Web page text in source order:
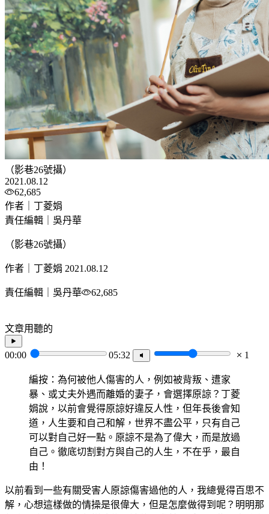
（影巷26號攝）
2021.08.12
62,685
作者｜丁菱娟
責任編輯｜吳丹華
（影巷26號攝）
作者｜丁菱娟 2021.08.12
責任編輯｜吳丹華 62,685
文章用聽的
00:00 05:32 1
編按：為何被他人傷害的人，例如被背叛、遭家
暴、或丈夫外遇而離婚的妻子，會選擇原諒？丁菱
娟說，以前會覺得原諒好違反人性，但年長後會知
道，人生要和自己和解，世界不盡公平，只有自己
可以對自己好一點。原諒不是為了偉大，而是放過
自己。徹底切割對方與自己的人生，不在乎，最自
由！
以前看到一些有關受害人原諒傷害過他的人，我總覺得百思不
解，心想這樣做的情操是很偉大，但是怎麼做得到呢？明明那